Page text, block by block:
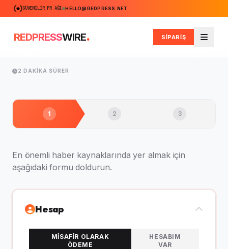
GÜVENILIR PR AĞI HELLO@REDPRESS.NET
REDPRESSWIRE. SİPARİŞ
Men
2 DAKIKA SÜRER
1 2 3
En önemli haber kaynaklarında yer almak için
aşağıdaki formu doldurun.
Hesap
MISAFIR OLARAK
ÖDEME
HESABIM
VAR